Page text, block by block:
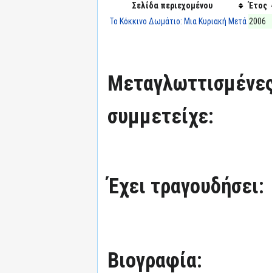
Σελίδα περιεχομένου
Έτος
Το Κόκκινο Δωμάτιο: Μια Κυριακή Μετά 2006
συμμετείχε:
Έχει τραγουδήσει:
Βιογραφία: